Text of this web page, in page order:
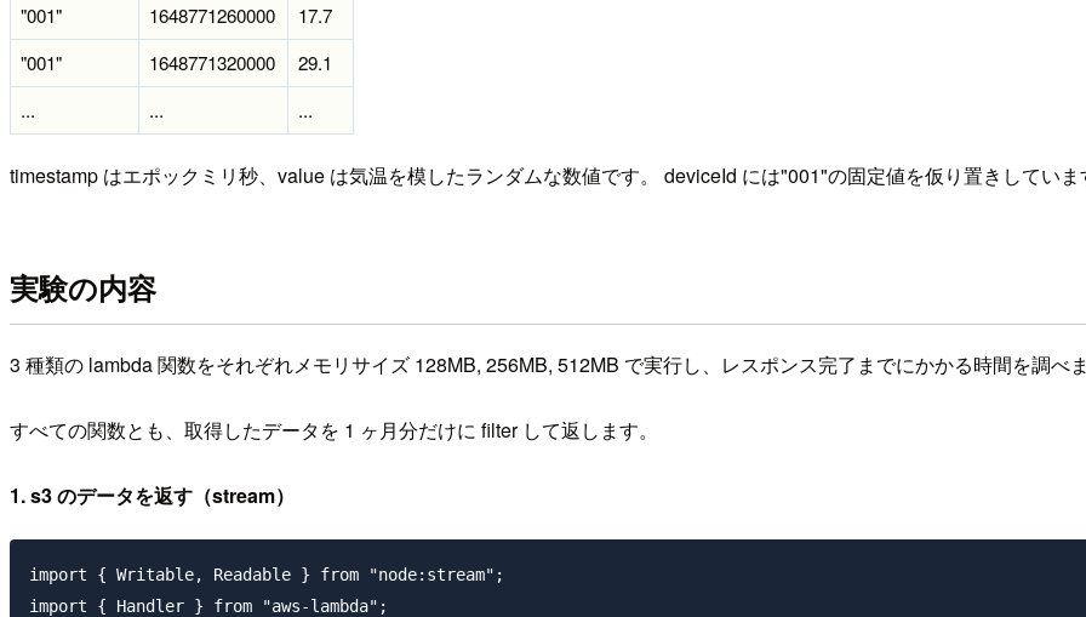
"001"
1648771260000
17.7
"001"
1648771320000
29.1
...
... ...
timestamp はエポックミリ秒、value は気温を模したランダムな数値です。 deviceId には"001"の固定値を仮り置きしていま
実験の内容
3 種類の lambda 関数をそれぞれメモリサイズ 128MB, 256MB, 512MB で実行し、レスポンス完了までにかかる時間を調べま
すべての関数とも、取得したデータを 1 ヶ月分だけに filter して返します。
1. s3 のデータを返す（stream）
import { Writable, Readable } from "node:stream";
import { Handler } from "aws-lambda";